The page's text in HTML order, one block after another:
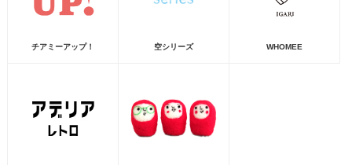
チアミーアップ！ 空シリーズ WHOMEE